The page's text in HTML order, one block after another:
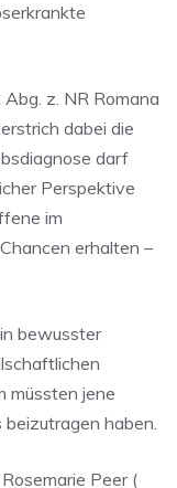
z. NR Romana
dabei die
darf
Perspektive
im
erhalten –
bewusster
müssten jene
haben.
Peer (